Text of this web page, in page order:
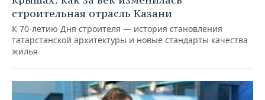
строительная отрасль Казани
К 70-летию Дня строителя — история становления
татарстанской архитектуры и новые стандарты качества
жилья